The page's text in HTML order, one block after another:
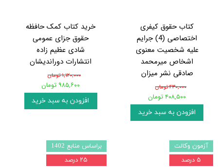
کتاب حقوق کیفری
اختصاصی (4) جرایم
علیه شخصیت معنوی
اشخاص میرمحمد
صادقی نشر میزان
۴۳۰,۰۰۰ تومان
۴۰۸,۵۰۰ تومان
افزودن به سبد خرید
خرید کتاب کمک حافظه
حقوق جزای عمومی
شادی عظیم زاده
انتشارات دوراندیشان
۱,۱۲۰,۰۰۰ تومان
۹۸۵,۶۰۰ تومان
افزودن به سبد خرید
آزمون وکالت
۵ درصد
براساس منابع 1402
۲۵ درصد